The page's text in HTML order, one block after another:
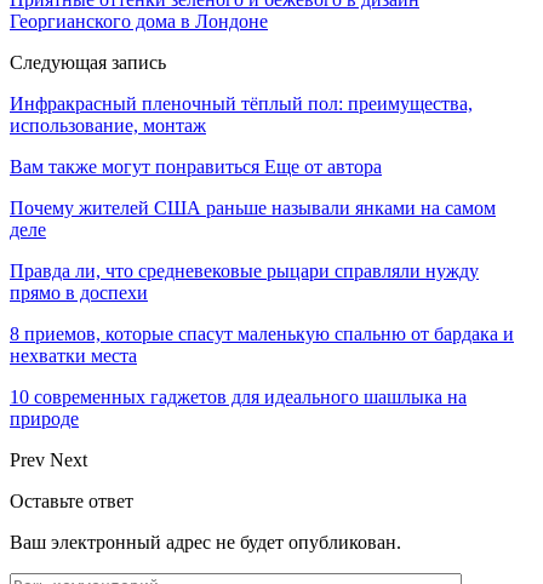
Георгианского дома в Лондоне
Следующая запись
Инфракрасный пленочный тёплый пол: преимущества,
использование, монтаж
Вам также могут понравиться Еще от автора
Почему жителей США раньше называли янками на самом
деле
Правда ли, что средневековые рыцари справляли нужду
прямо в доспехи
8 приемов, которые спасут маленькую спальню от бардака и
нехватки места
10 современных гаджетов для идеального шашлыка на
природе
Prev Next
Оставьте ответ
Ваш электронный адрес не будет опубликован.